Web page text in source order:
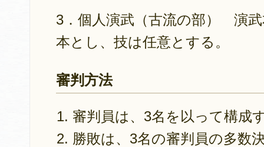
3．個人演武（古流の部） 演
本とし、技は任意とする。
審判方法
審判員は、3名を以って構成
勝敗は、3名の審判員の多数